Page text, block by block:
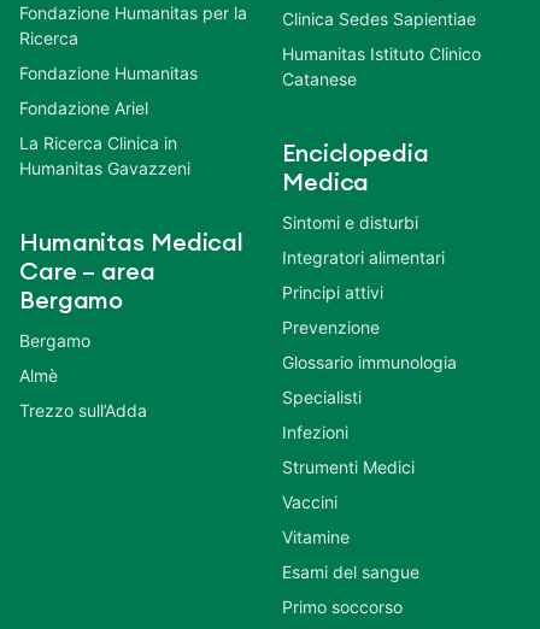
Fondazione Humanitas per la
Ricerca
Fondazione Humanitas
Fondazione Ariel
La Ricerca Clinica in
Humanitas Gavazzeni
Humanitas Medical
Care – area
Bergamo
Bergamo
Almè
Trezzo sull’Adda
Clinica Sedes Sapientiae
Humanitas Istituto Clinico
Catanese
Enciclopedia
Medica
Sintomi e disturbi
Integratori alimentari
Principi attivi
Prevenzione
Glossario immunologia
Specialisti
Infezioni
Strumenti Medici
Vaccini
Vitamine
Esami del sangue
Primo soccorso